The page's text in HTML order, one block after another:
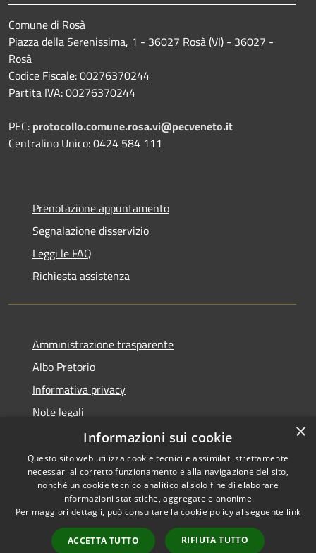
Comune di Rosà
Piazza della Serenissima, 1 - 36027 Rosà (VI) - 36027 -
Rosà
Codice Fiscale: 00276370244
Partita IVA: 00276370244
PEC: protocollo.comune.rosa.vi@pecveneto.it
Centralino Unico: 0424 584 111
Prenotazione appuntamento
Segnalazione disservizio
Leggi le FAQ
Richiesta assistenza
Amministrazione trasparente
Albo Pretorio
Informativa privacy
Note legali
Dichiarazione di accessibilità
RSS
Accessibilità
Copyright © 2026 • Comune di
Municipium•
Accesso
×
Informazioni sui cookie
Questo sito web utilizza cookie tecnici e assimilati strettamente
necessari al corretto funzionamento e alla navigazione del sito,
nonché un cookie tecnico analitico al solo fine di elaborare
informazioni statistiche, aggregate e anonime.
Per maggiori dettagli, può consultare la cookie policy al seguente link
ACCETTA TUTTO RIFIUTA TUTTO